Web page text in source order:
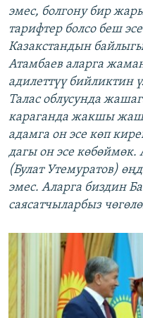
эмес, болгону бир
тарифтер болсо беш
Казакстандын
Атамбаев аларга
адилеттүү бийликтин
Талас облусунда
караганда жакшы
адамга он эсе көп
дагы он эсе
(Булат Утемуратов)
эмес. Аларга биздин
саясатчыларбыз